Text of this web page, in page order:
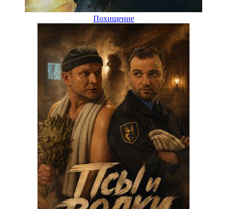
Похищение